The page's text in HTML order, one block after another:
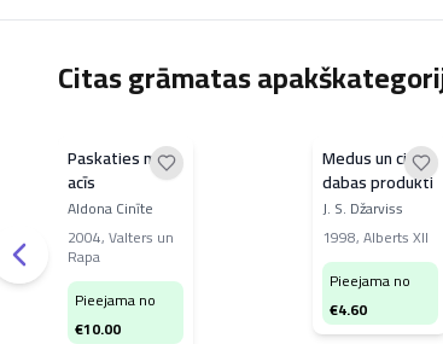
Citas grāmatas
Paskaties man
acīs
Aldona Cinīte
2004,Valters un
Rapa
Pieejama no
€10.00
Medus un citi
dabas produkti
J. S. Džarviss
1998,Alberts XII
Pieejama no
€4.60